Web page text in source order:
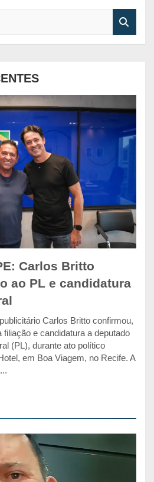
Carlos Britto
ao PL e candidatura
Carlos Britto confirmou,
e candidatura a deputado
(PL), durante ato político
em Boa Viagem, no Recife. A